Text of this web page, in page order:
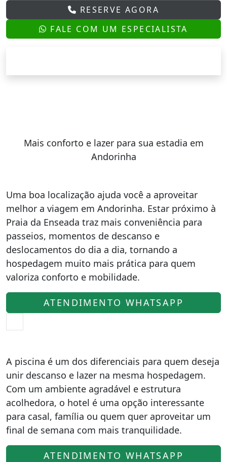
RESERVE AGORA
FALE COM UM ESPECIALISTA
Mais conforto e lazer para sua estadia em
Andorinha
Uma boa localização ajuda você a aproveitar
melhor a viagem em Andorinha. Estar próximo à
Praia da Enseada traz mais conveniência para
passeios, momentos de descanso e
deslocamentos do dia a dia, tornando a
hospedagem muito mais prática para quem
valoriza conforto e mobilidade.
ATENDIMENTO WHATSAPP
A piscina é um dos diferenciais para quem deseja
unir descanso e lazer na mesma hospedagem.
Com um ambiente agradável e estrutura
acolhedora, o hotel é uma opção interessante
para casal, família ou quem quer aproveitar um
final de semana com mais tranquilidade.
ATENDIMENTO WHATSAPP